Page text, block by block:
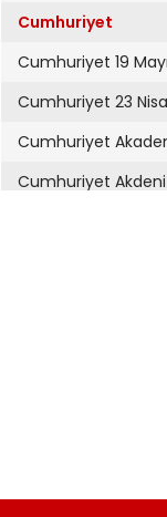
Cumhuriyet
Cumhuriyet 19
Cumhuriyet 23
Cumhuriyet
Cumhuriyet
Cumhuriyet Çevre